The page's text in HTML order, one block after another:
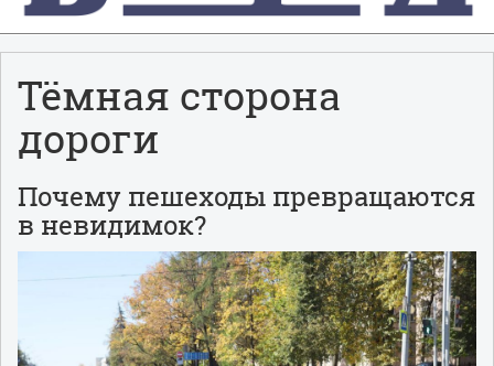
Тёмная сторона
дороги
Почему пешеходы превращаются
в невидимок?